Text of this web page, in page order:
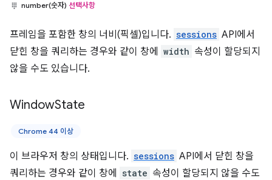
number(숫자) 선택사항
프레임을 포함한 창의 너비(픽셀)입니다. sessions API에서
닫힌 창을 쿼리하는 경우와 같이 창에
width 속성이 할당되지
않을 수도 있습니다.
WindowState
Chrome 44 이상
이 브라우저 창의 상태입니다. sessions API에서 닫힌 창을
쿼리하는 경우와 같이 창에
state 속성이 할당되지 않을 수도